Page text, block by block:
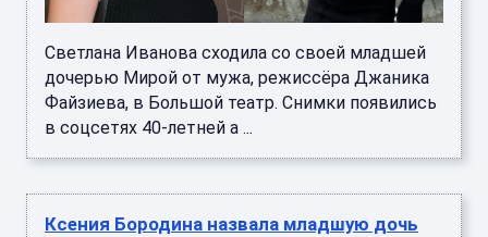
Светлана Иванова сходила со своей младшей
дочерью Мирой от мужа, режиссёра Джаника
Файзиева, в Большой театр. Снимки появились
в соцсетях 40-летней а ...
Ксения Бородина назвала младшую дочь